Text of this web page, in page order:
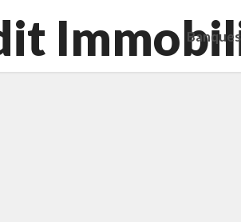
Banques